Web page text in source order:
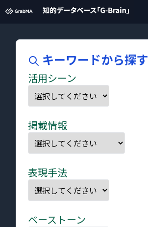
キーワードから探す
活用シーン
掲載情報
表現手法
ベーストーン